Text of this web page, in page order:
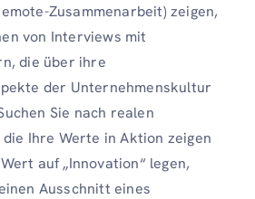
Zusammenarbeit) zeigen,
von Interviews mit
die über ihre
der Unternehmenskultur
Sie nach realen
Ihre Werte in Aktion zeigen
auf „Innovation“ legen,
Ausschnitt eines